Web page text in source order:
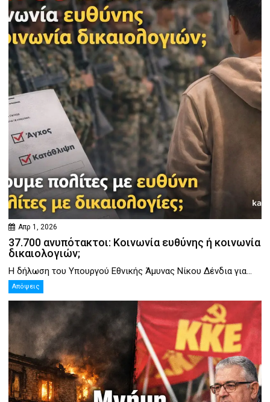
Απρ 1, 2026
37.700 ανυπότακτοι: Κοινωνία ευθύνης ή κοινωνία
δικαιολογιών;
Η δήλωση του Υπουργού Εθνικής Άμυνας Νίκου Δένδια για...
Απόψεις